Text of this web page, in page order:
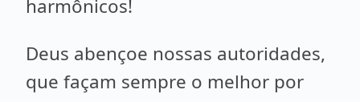
harmônicos!
Deus abençoe nossas autoridades,
que façam sempre o melhor por